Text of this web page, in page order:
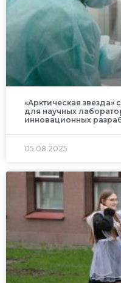
«Арктическая
для научных
инновационных
05.08.2025